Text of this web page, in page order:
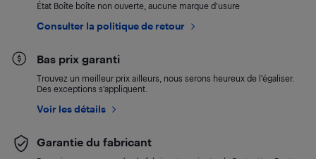
État Boîte boîte non ouverte, aucune marque d’usure
Consulter la politique de retour
Bas prix garanti
Trouvez un meilleur prix ailleurs, nous serons heureux de l’égaliser.
Des exceptions s’appliquent.
Voir les détails
Garantie du fabricant